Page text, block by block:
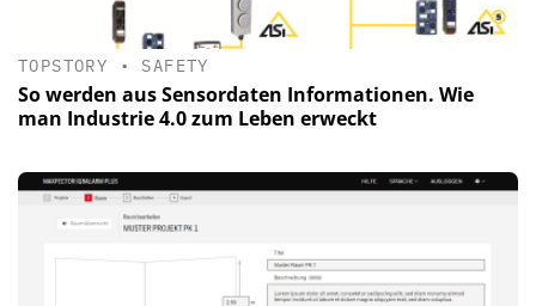
TOPSTORY • SAFETY
So werden aus Sensordaten Informationen. Wie
man Industrie 4.0 zum Leben erweckt